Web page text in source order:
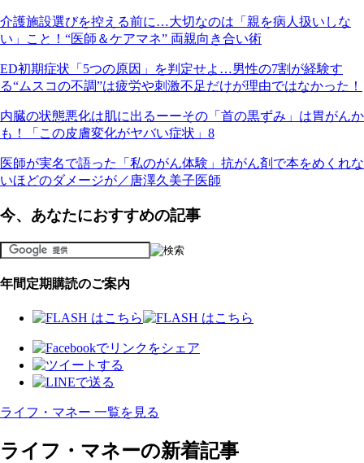
介護施設選びを控える前に…大切なのは「親を病人扱いしな
い」こと！“医師＆ケアマネ” 両親向き合い術
ED初期症状「5つの原因」を判定せよ…男性の7割が経験す
る“ムスコの不調”は疲労や刺激不足だけが理由ではなかった！
内臓の状態悪化は肌に出るーーその「首の黒ずみ」は胃がんか
も！「この皮膚変化がヤバい症状」8
医師が実名で語った「私のがん体験」抗がん剤で本をめくれな
いほどのダメージが／唐澤久美子医師
今、あなたにおすすめの記事
年間定期購読のご案内
ライフ・マネー 一覧を見る
ライフ・マネーの新着記事